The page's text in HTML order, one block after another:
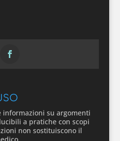
su argomenti
a pratiche con scopi
non sostituiscono il